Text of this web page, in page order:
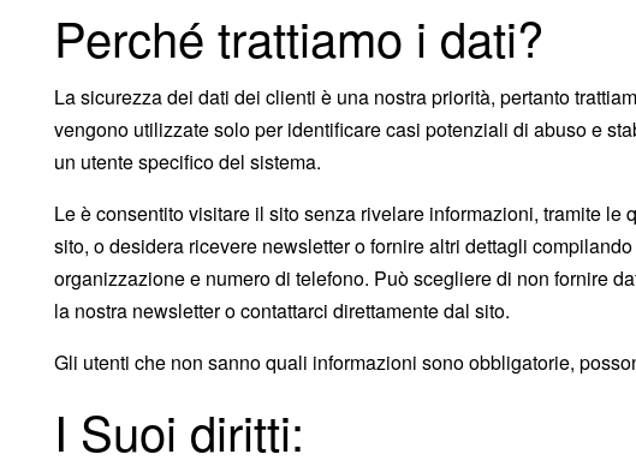
Perché trattiamo i dati?
La sicurezza dei dati dei clienti è una nostra priorità, pertanto
vengono utilizzate solo per identificare casi potenziali di abuso e
un utente specifico del sistema.
Le è consentito visitare il sito senza rivelare informazioni, tramite
sito, o desidera ricevere newsletter o fornire altri dettagli
organizzazione e numero di telefono. Può scegliere di non fornire
la nostra newsletter o contattarci direttamente dal sito.
Gli utenti che non sanno quali informazioni sono obbligatorie,
I Suoi diritti: